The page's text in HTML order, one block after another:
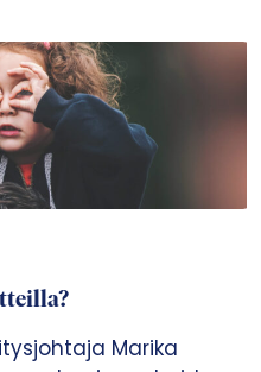
Marika